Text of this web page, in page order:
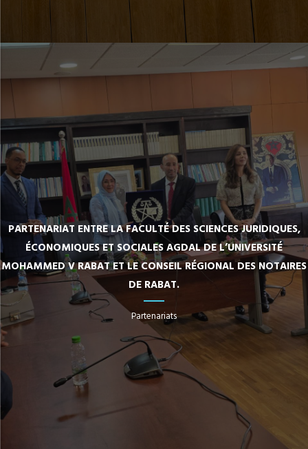
PARTENARIAT ENTRE LA FACULTÉ DES SCIENCES JURIDIQUES,
ÉCONOMIQUES ET SOCIALES AGDAL DE L’UNIVERSITÉ
MOHAMMED V RABAT ET LE CONSEIL RÉGIONAL DES NOTAIRES
DE RABAT.
Partenariats